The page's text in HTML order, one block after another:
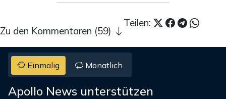
Teilen:
Zu den Kommentaren (59)
Einmalig Monatlich
Apollo News unterstützen